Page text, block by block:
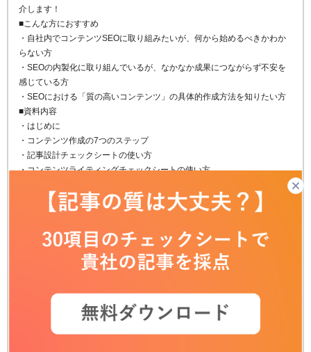
介します！
■こんな方におすすめ
・自社内でコンテンツSEOに取り組みたいが、何から始めるべきかわか
らない方
・SEOの内製化に取り組んでいるが、なかなか成果につながらず不安を
感じている方
・SEOにおける「質の高いコンテンツ」の具体的作成方法を知りたい方
■資料内容
・はじめに
・コンテンツ作成の7つのステップ
・記事設計チェックシートの使い方
・コンテンツライティングチェックシートの使い方
・効果検証において確認するべき指標
・コンテンツSEO内製化に成功した事例
コンテンツ作成から成果につながる効果検証の方法までコンテンツSEO
内製化のために必要な情報がたっぷり入った資料になっております！ぜ
ひダウンロードしてください！
フォームに必要事項をご記入いただくと、
無料で資料ダウンロードが可能です。